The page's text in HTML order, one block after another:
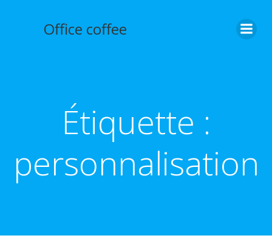
Office coffee
Étiquette :
personnalisation